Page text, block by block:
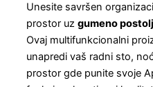
Unesite savršen
prostor uz gumeno
Ovaj multifunkcionalni
unapredi vaš radni sto,
prostor gde punite svoje